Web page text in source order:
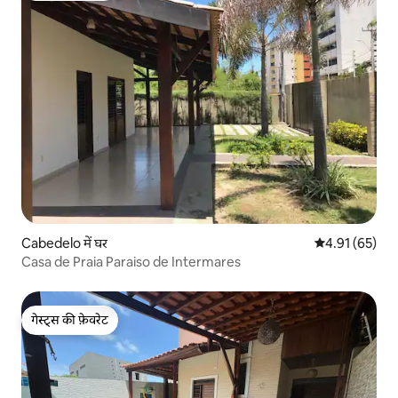
Cabedelo में घर औसत रेटिंग 5 में
4.91 (65)
Casa de Praia Paraiso de Intermares
गेस्ट्स की फ़ेवरेट
गेस्ट्स की फ़ेवरेट